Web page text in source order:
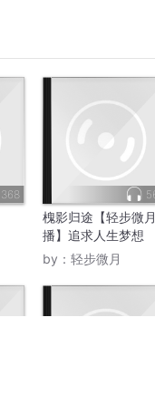
368
槐影归途【轻步微
播】追求人生梦想
by： 轻步微月